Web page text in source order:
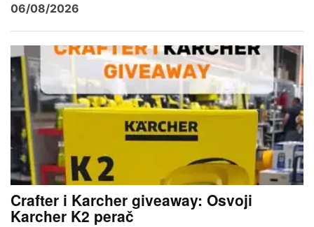
06/08/2026
Crafter i Karcher giveaway: Osvoji
Karcher K2 perač